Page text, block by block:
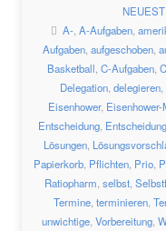
A- A-Aufgaben
Aufgaben, aufgeschoben,
Basketball C-Aufgaben,
Delegation, delegieren,
Eisenhower, Eisenhower-
Entscheidung,
Lösungen
Papierkorb Pflichten Prio
Ratiopharm selbst
Termine terminieren
unwichtige Vorbereitung